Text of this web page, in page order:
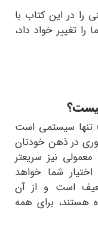
را در این کتاب با
تغییر خواد داد،
تنها سیستمی است
در ذهن خودتان
نیز سریعتر
شما خواهد
است و از آن
هستند، برای همه